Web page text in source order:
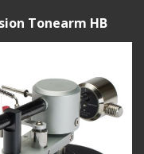
Tonearm HB